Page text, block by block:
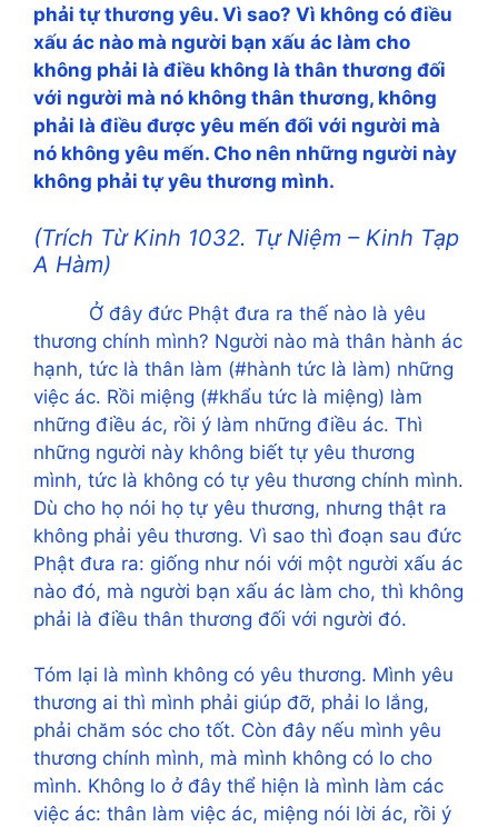
phải tự thương yêu. Vì sao? Vì không có điều
xấu ác nào mà người bạn xấu ác làm cho
không phải là điều không là thân thương đối
với người mà nó không thân thương, không
phải là điều được yêu mến đối với người mà
nó không yêu mến. Cho nên những người này
không phải tự yêu thương mình.
(Trích Từ Kinh 1032. Tự Niệm – Kinh Tạp
A Hàm)
Ở đây đức Phật đưa ra thế nào là yêu
thương chính mình? Người nào mà thân hành ác
hạnh, tức là thân làm (#hành tức là làm) những
việc ác. Rồi miệng (#khẩu tức là miệng) làm
những điều ác, rồi ý làm những điều ác. Thì
những người này không biết tự yêu thương
mình, tức là không có tự yêu thương chính mình.
Dù cho họ nói họ tự yêu thương, nhưng thật ra
không phải yêu thương. Vì sao thì đoạn sau đức
Phật đưa ra: giống như nói với một người xấu ác
nào đó, mà người bạn xấu ác làm cho, thì không
phải là điều thân thương đối với người đó.
Tóm lại là mình không có yêu thương. Mình yêu
thương ai thì mình phải giúp đỡ, phải lo lắng,
phải chăm sóc cho tốt. Còn đây nếu mình yêu
thương chính mình, mà mình không có lo cho
mình. Không lo ở đây thể hiện là mình làm các
việc ác: thân làm việc ác, miệng nói lời ác, rồi ý